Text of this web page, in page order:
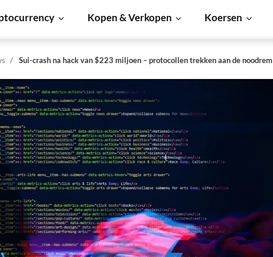
Kopen & Verkopen Koersen
Sui-crash na hack van $223 miljoen – protocollen trekken aan de noodrem